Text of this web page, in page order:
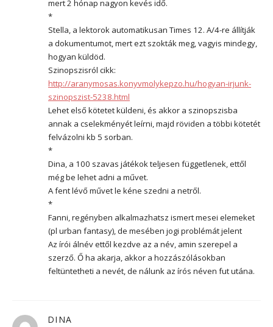
mert 2 hónap nagyon kevés idő.
*
Stella, a lektorok automatikusan Times 12. A/4-re állítják
a dokumentumot, mert ezt szokták meg, vagyis mindegy,
hogyan küldöd.
Szinopszisról cikk:
http://aranymosas.konyvmolykepzo.hu/hogyan-irjunk-
szinopszist-5238.html
Lehet első kötetet küldeni, és akkor a szinopszisba
annak a cselekményét leírni, majd röviden a többi kötetét
felvázolni kb 5 sorban.
*
Dina, a 100 szavas játékok teljesen függetlenek, ettől
még be lehet adni a művet.
A fent lévő művet le kéne szedni a netről.
*
Fanni, regényben alkalmazhatsz ismert mesei elemeket
(pl urban fantasy), de mesében jogi problémát jelent
Az írói álnév ettől kezdve az a név, amin szerepel a
szerző. Ő ha akarja, akkor a hozzászólásokban
feltüntetheti a nevét, de nálunk az írós néven fut utána.
DINA